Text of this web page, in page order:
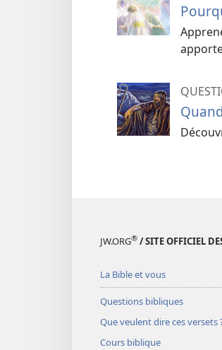
JW.ORG® / SITE OFFICIEL
La Bible et vous
Questions bibliques
Que veulent dire ces versets
Cours biblique